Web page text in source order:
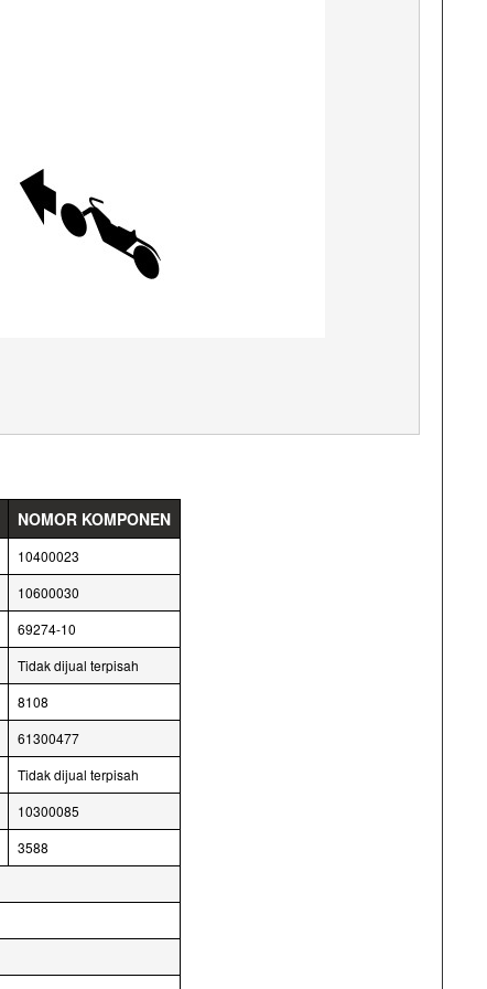
NOMOR KOMPONEN
10400023
10600030
69274-10
Tidak dijual terpisah
8108
61300477
Tidak dijual terpisah
10300085
3588